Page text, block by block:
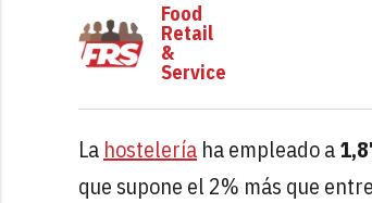
Food
Retail
&
Service
La hostelería ha empleado a
que supone el 2% más que